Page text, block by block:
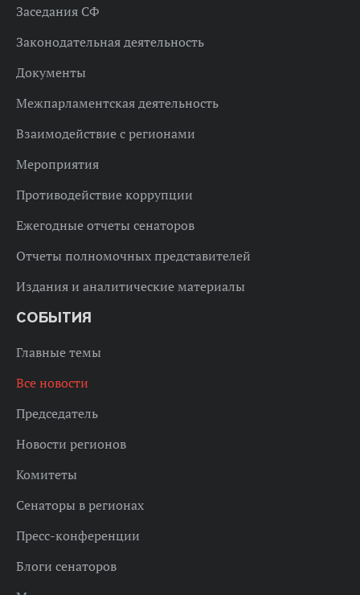
Заседания СФ
Законодательная деятельность
Документы
Межпарламентская деятельность
Взаимодействие с регионами
Мероприятия
Противодействие коррупции
Ежегодные отчеты сенаторов
Отчеты полномочных представителей
Издания и аналитические материалы
СОБЫТИЯ
Главные темы
Все новости
Председатель
Новости регионов
Комитеты
Сенаторы в регионах
Пресс-конференции
Блоги сенаторов